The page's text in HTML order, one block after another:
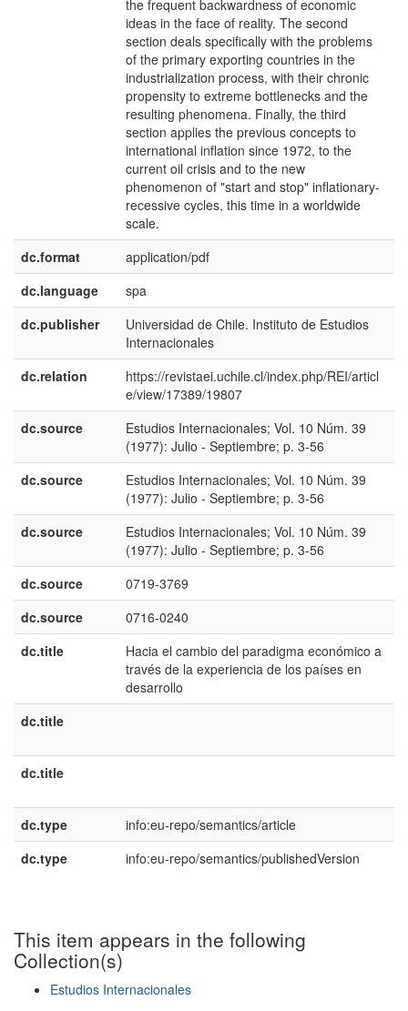
the frequent backwardness of economic
ideas in the face of reality. The second
section deals specifically with the problems
of the primary exporting countries in the
industrialization process, with their chronic
propensity to extreme bottlenecks and the
resulting phenomena. Finally, the third
section applies the previous concepts to
international inflation since 1972, to the
current oil crisis and to the new
phenomenon of "start and stop" inflationary-
recessive cycles, this time in a worldwide
scale.
dc.format
application/pdf
dc.language
spa
dc.publisher
Universidad de Chile. Instituto de Estudios
Internacionales
dc.relation
https://revistaei.uchile.cl/index.php/REI/articl
e/view/17389/19807
dc.source
Estudios Internacionales; Vol. 10 Núm. 39
(1977): Julio - Septiembre; p. 3-56
dc.source
Estudios Internacionales; Vol. 10 Núm. 39
(1977): Julio - Septiembre; p. 3-56
dc.source
Estudios Internacionales; Vol. 10 Núm. 39
(1977): Julio - Septiembre; p. 3-56
dc.source
0719-3769
dc.source
0716-0240
dc.title
Hacia el cambio del paradigma económico a
través de la experiencia de los países en
desarrollo
dc.title
dc.title
dc.type
info:eu-repo/semantics/article
dc.type
info:eu-repo/semantics/publishedVersion
This item appears in the following
Collection(s)
Estudios Internacionales